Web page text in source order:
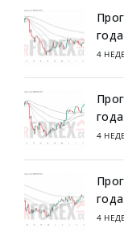
года
4
года
4
года
4